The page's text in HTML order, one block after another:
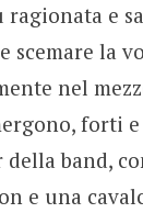
ragionata e
scemare la
nel
forti
della band,
e una